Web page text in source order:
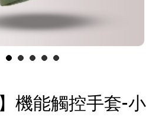
1 2 3 4 5
機能觸控手套-小